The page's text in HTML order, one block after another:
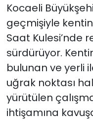
Kocaeli
geçmişiyle
Saat Kulesi’nde
sürdürüyor.
bulunan ve yerli
uğrak noktası
yürütülen
ihtişamına